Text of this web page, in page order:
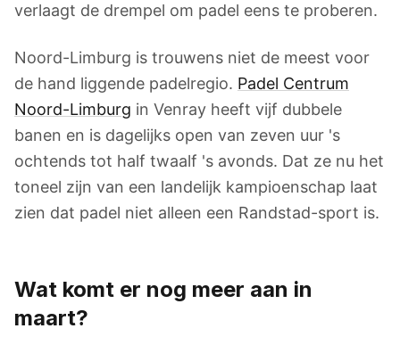
verlaagt de drempel om padel eens te proberen.
Noord-Limburg is trouwens niet de meest voor
de hand liggende padelregio. Padel Centrum
Noord-Limburg in Venray heeft vijf dubbele
banen en is dagelijks open van zeven uur 's
ochtends tot half twaalf 's avonds. Dat ze nu het
toneel zijn van een landelijk kampioenschap laat
zien dat padel niet alleen een Randstad-sport is.
Wat komt er nog meer aan in
maart?